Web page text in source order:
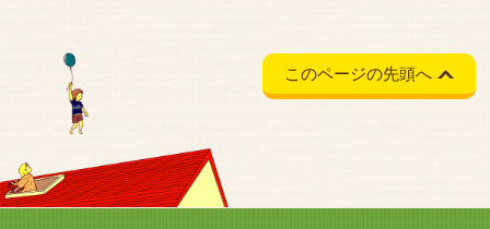
このページの先頭へ